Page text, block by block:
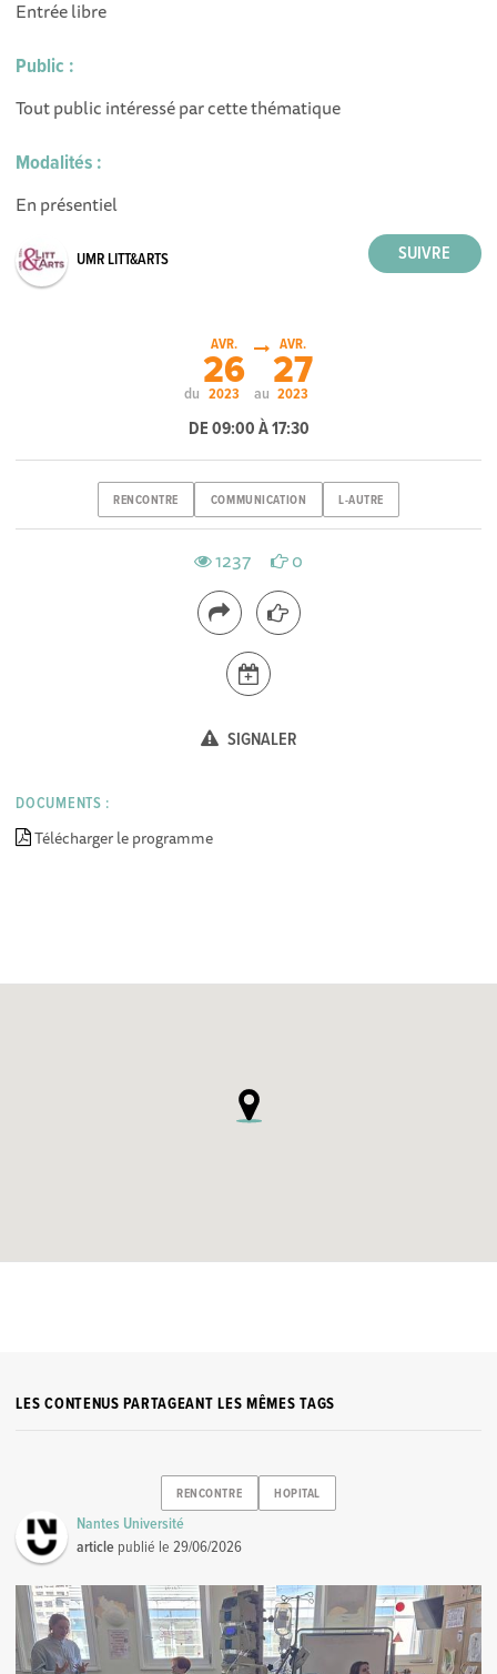
Entrée libre
Public :
Tout public intéressé par cette thématique
Modalités :
En présentiel
UMR LITT&ARTS
du
AVR.
26
2023 au
AVR.
27
2023
DE 09:00 À 17:30
RENCONTRE COMMUNICATION L-AUTRE
1237 0
SIGNALER
DOCUMENTS :
Télécharger le programme
LES CONTENUS PARTAGEANT LES MÊMES TAGS
RENCONTRE HOPITAL
Nantes Université
article publié le29/06/2026